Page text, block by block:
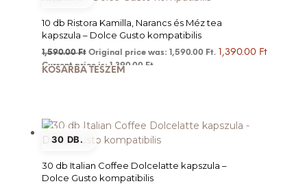
10 db Ristora Kamilla, Narancs és Méz tea
kapszula – Dolce Gusto kompatibilis
1,590.00Ft Original price was: 1,590.00 Ft. 1,390.00 Ft
Current price is: 1,390.00 Ft.
KOSÁRBA TESZEM
30 DB.
30 db Italian Coffee Dolcelatte kapszula –
Dolce Gusto kompatibilis